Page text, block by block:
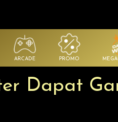
ARCADE PROMO
Dapat